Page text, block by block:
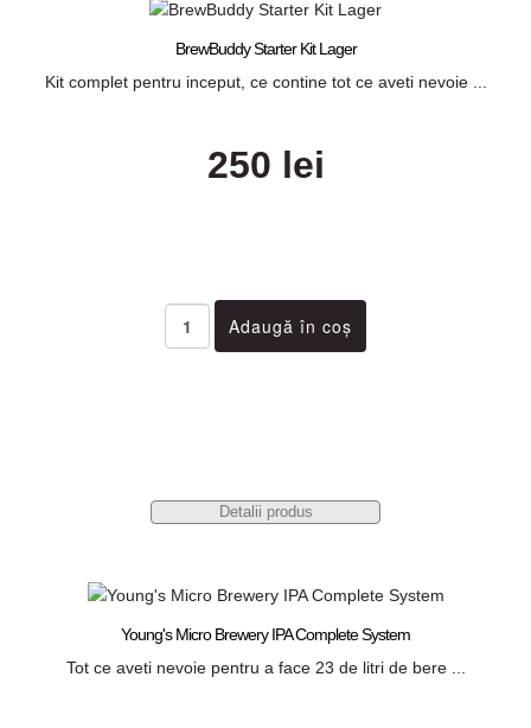
BrewBuddy Starter Kit Lager
Kit complet pentru inceput, ce contine tot ce aveti nevoie ...
250 lei
Detalii produs
Young's Micro Brewery IPA Complete System
Tot ce aveti nevoie pentru a face 23 de litri de bere ...